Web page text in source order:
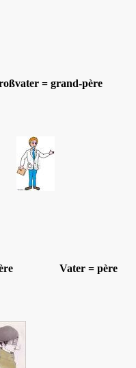
= grand-père
Vater = père